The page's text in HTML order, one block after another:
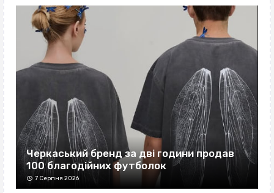
Черкаський бренд за дві години продав
100 благодійних футболок
7 Серпня 2026